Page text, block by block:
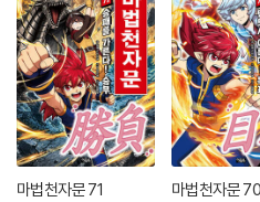
마법천자문 71 마법천자문 70